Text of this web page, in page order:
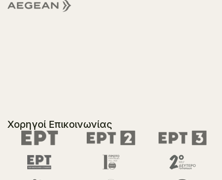
Χορηγοί Επικοινωνίας